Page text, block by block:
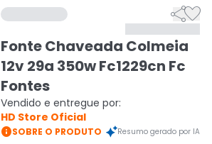

Fonte Chaveada Colmeia
12v 29a 350w Fc1229cn Fc
Fontes
Vendido e entregue por:
HD Store Oficial
SOBRE O PRODUTO Resumo gerado por IA